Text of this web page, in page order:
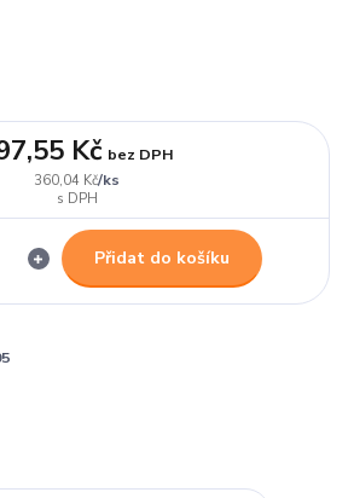
360,04 Kč/ks
Kč bez DPH
Přidat do košíku